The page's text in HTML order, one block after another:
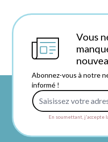
Vous
Abonnez-vous à notre
informé !
En soumettant, j'accepte